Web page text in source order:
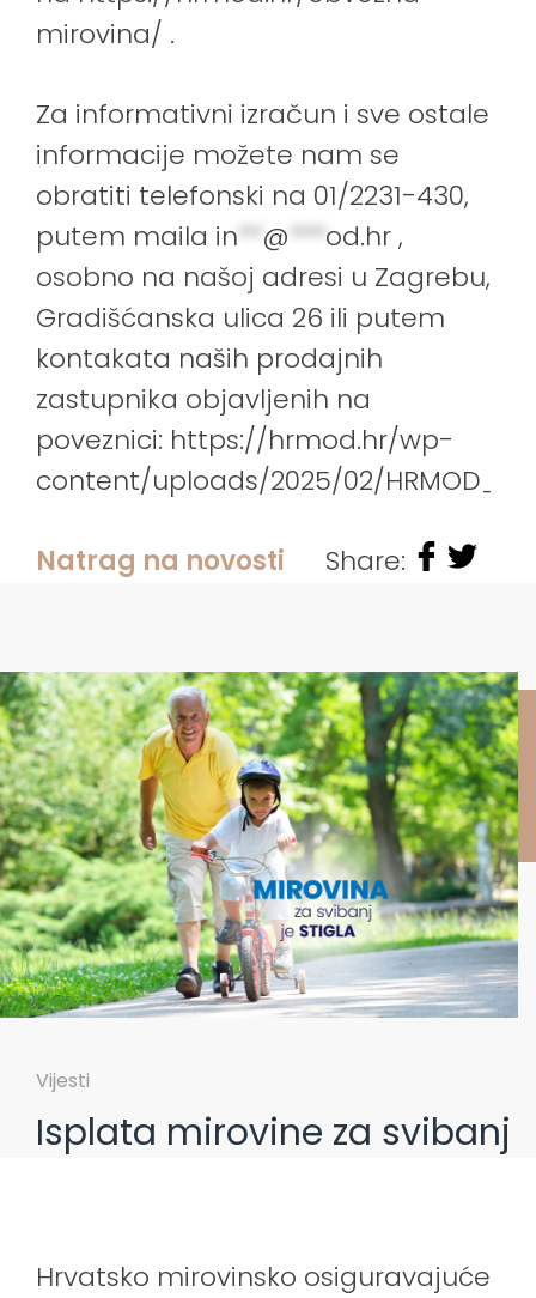
mirovina/ .
Za informativni izračun i sve ostale
informacije možete nam se
obratiti telefonski na 01/2231-430,
putem maila in**@***od.hr,
osobno na našoj adresi u Zagrebu,
Gradišćanska ulica 26 ili putem
kontakata naših prodajnih
zastupnika objavljenih na
poveznici: https://hrmod.hr/wp-
content/uploads/2025/02/
Natrag na novosti Share:
Vijesti
Isplata mirovine za svibanj
Hrvatsko mirovinsko osiguravajuće